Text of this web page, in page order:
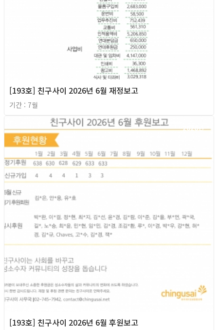
[193호] 친구사이 2026년 6월 재정보고
기간 : 7월
2026년
[193호] 친구사이 2026년 6월 후원보고